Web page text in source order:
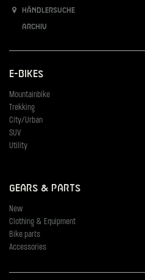
Händlersuche
Archiv
E-Bikes
Mountainbike
Trekking
City/Urban
SUV
Utility
Gears & Parts
New
Clothing & Equipment
Bike parts
Accessories